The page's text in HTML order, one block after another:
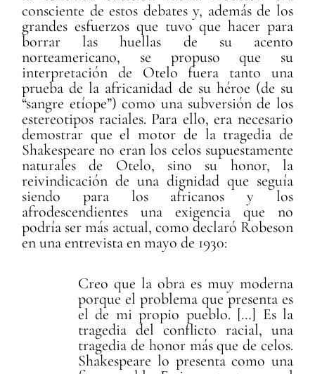
consciente de estos debates y, además de los
grandes esfuerzos que tuvo que hacer para
borrar las huellas de su acento
norteamericano, se propuso que su
interpretación de Otelo fuera tanto una
prueba de la africanidad de su héroe (de su
“sangre etíope”) como una subversión de los
estereotipos raciales. Para ello, era necesario
demostrar que el motor de la tragedia de
Shakespeare no eran los celos supuestamente
naturales de Otelo, sino su honor, la
reivindicación de una dignidad que seguía
siendo para los africanos y los
afrodescendientes una exigencia que no
podría ser más actual, como declaró Robeson
en una entrevista en mayo de 1930:
Creo que la obra es muy moderna
porque el problema que presenta es
el de mi propio pueblo. […] Es la
tragedia del conflicto racial, una
tragedia de honor más que de celos.
Shakespeare lo presenta como una